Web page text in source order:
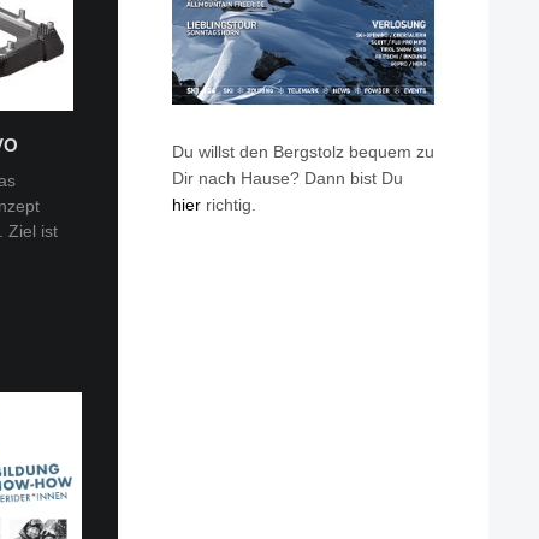
Ziel ist
Tobi
Van
Du willst den Bergstolz bequem zu
Dir nach Hause? Dann bist Du
hierrichtig.